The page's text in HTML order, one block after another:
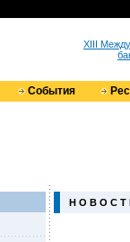
XIII
События
Н О В О С Т